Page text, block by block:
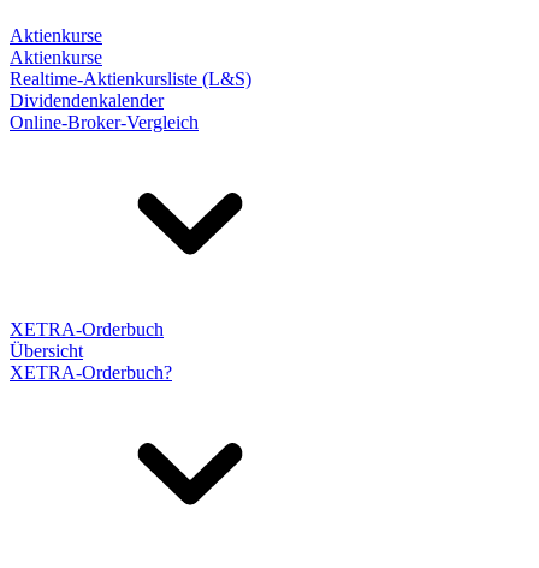
Aktienkurse
Aktienkurse
Realtime-Aktienkursliste (L&S)
Dividendenkalender
Online-Broker-Vergleich
XETRA-Orderbuch
Übersicht
XETRA-Orderbuch?